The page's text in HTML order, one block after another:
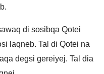
di sosibqa Qotei
laqneb. Tal di Qotei na
degsi gereiyej. Tal dia